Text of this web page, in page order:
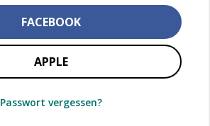
FACEBOOK
APPLE
Passwort vergessen?